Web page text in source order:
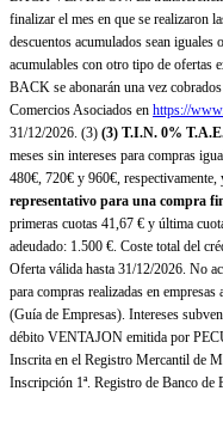
finalizar el mes en que se realizaron
descuentos acumulados sean
acumulables con otro tipo de ofertas
BACK se abonarán una vez
Comercios Asociados en https://
31/12/2026. (3) (3) T.I.N. 0%
meses sin intereses para compras
480€, 720€ y 960€,
representativo para una compra
primeras cuotas 41,67 € y última
adeudado: 1.500 €. Coste total del
Oferta válida hasta 31/12/2026. No
para compras realizadas en
(Guía de Empresas). Intereses
débito VENTAJON emitida por
Inscrita en el Registro Mercantil de
Inscripción 1ª. Registro de Banco de